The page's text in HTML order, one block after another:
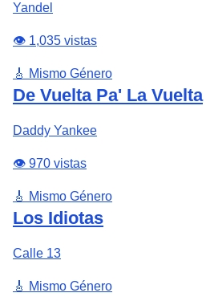
Yandel
👁️ 1,035 vistas
🎸 Mismo Género
De Vuelta Pa' La Vuelta
Daddy Yankee
👁️ 970 vistas
🎸 Mismo Género
Los Idiotas
Calle 13
🎸 Mismo Género